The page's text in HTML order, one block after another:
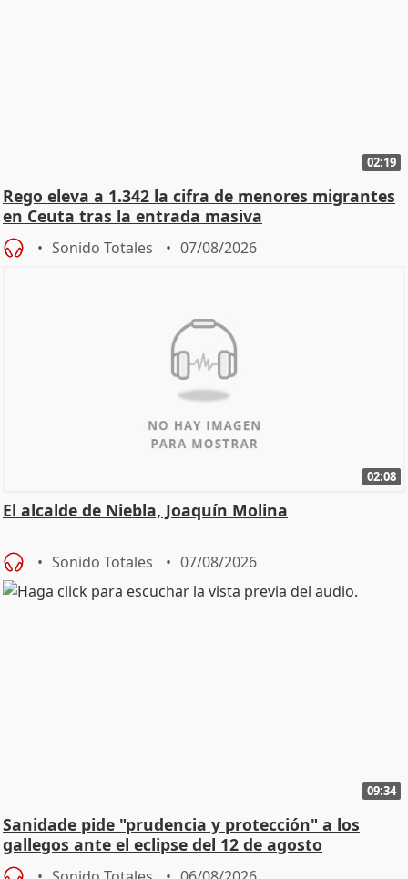
02:19
Rego eleva a 1.342 la cifra de menores migrantes
en Ceuta tras la entrada masiva
Sonido Totales 07/08/2026
02:08
El alcalde de Niebla, Joaquín Molina
Sonido Totales 07/08/2026
09:34
Sanidade pide "prudencia y protección" a los
gallegos ante el eclipse del 12 de agosto